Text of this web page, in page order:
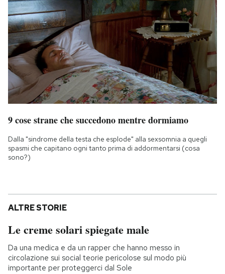
9 cose strane che succedono mentre dormiamo
Dalla "sindrome della testa che esplode" alla sexsomnia a quegli
spasmi che capitano ogni tanto prima di addormentarsi (cosa
sono?)
ALTRE STORIE
Le creme solari spiegate male
Da una medica e da un rapper che hanno messo in
circolazione sui social teorie pericolose sul modo più
importante per proteggerci dal Sole